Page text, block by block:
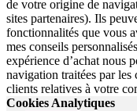
de votre origine de
sites partenaires). Ils
fonctionnalités que vous
mes conseils
expérience d’achat nous
navigation traitées par les
clients relatives à votre
Cookies Analytiques